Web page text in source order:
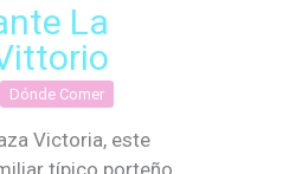
La
Dónde Comer
Victoria, este
típico porteño